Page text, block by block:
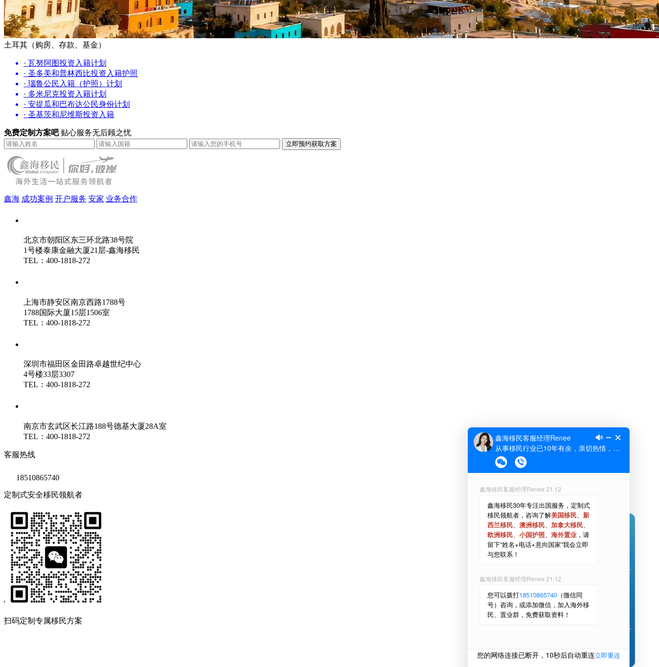
土耳其（购房、存款、基金）
· 瓦努阿图投资入籍计划
· 圣多美和普林西比投资入籍护照
· 瑙鲁公民入籍（护照）计划
· 多米尼克投资入籍计划
· 安提瓜和巴布达公民身份计划
· 圣基茨和尼维斯投资入籍
免费定制方案吧 贴心服务无后顾之忧
鑫海 成功案例 开户服务 安家 业务合作
北京市朝阳区东三环北路38号院
1号楼泰康金融大厦21层-鑫海移民
TEL：400-1818-272
上海市静安区南京西路1788号
1788国际大厦15层1506室
TEL：400-1818-272
深圳市福田区金田路卓越世纪中心
4号楼33层3307
TEL：400-1818-272
南京市玄武区长江路188号德基大厦28A室
TEL：400-1818-272
客服热线
18510865740
定制式安全移民领航者
'
扫码定制专属移民方案